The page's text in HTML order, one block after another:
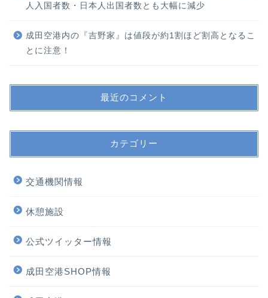
人入国者数・日本人出国者数とも大幅に減少
成田空港内の『吉野家』は値段が約1割ほど割高となるこ
とに注意！
最近のコメント
カテゴリー
交通機関情報
休憩施設
公式ツイッター情報
成田空港SHOP情報